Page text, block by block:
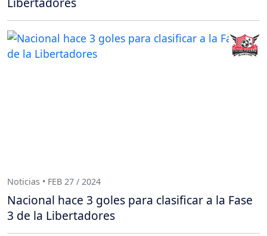
Noticias • FEB 27 / 2024
Nacional hace 3 goles para clasificar a la Fase
3 de la Libertadores